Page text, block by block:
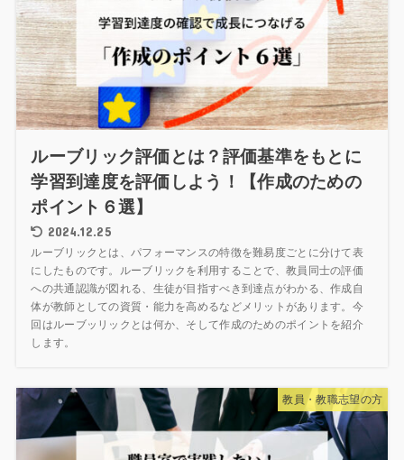
ルーブリック評価とは？評価基準をもとに
学習到達度を評価しよう！【作成のための
ポイント６選】
2024.12.25
ルーブリックとは、パフォーマンスの特徴を難易度ごとに分けて表
にしたものです。ルーブリックを利用することで、教員同士の評価
への共通認識が図れる、生徒が目指すべき到達点がわかる、作成自
体が教師としての資質・能力を高めるなどメリットがあります。今
回はルーブッリックとは何か、そして作成のためのポイントを紹介
します。
教員・教職志望の方